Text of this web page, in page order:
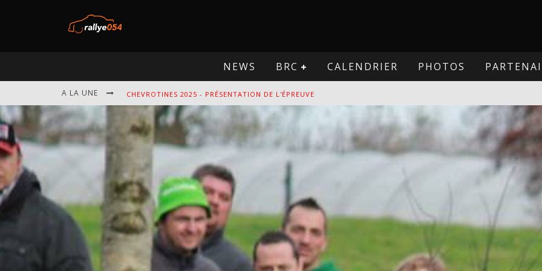
NEWS BRC CALENDRIER PHOTOS
A LA UNE CHEVROTINES 2025 - PRÉSENTATION DE L'ÉPREUVE
EBR 2025 - PRÉSENTATION DE L'ÉPREUVE
OMLOOP 2025 - PRÉSENTATION DE L'ÉPREUVE
SPA 2025 - PRÉSENTATION DE L'ÉPREUVE